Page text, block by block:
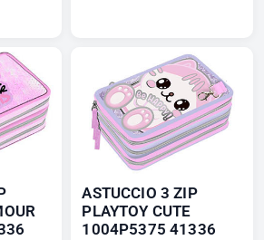
ASTUCCIO 3 ZIP
PLAYTOY CUTE
1004P5375 41336